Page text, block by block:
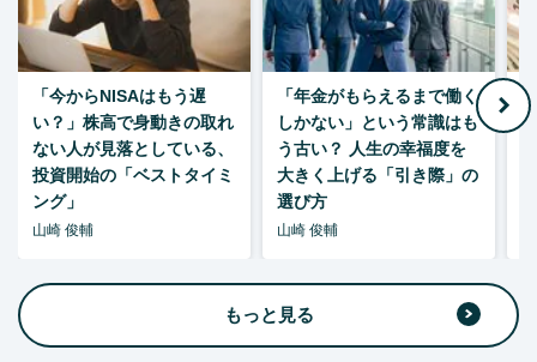
「今からNISAはもう遅
い？」株高で身動きの取れ
ない人が見落としている、
投資開始の「ベストタイミ
ング」
山崎 俊輔
「年金がもらえるまで働く
しかない」という常識はも
う古い？ 人生の幸福度を
大きく上げる「引き際」の
選び方
山崎 俊輔
もっと見る